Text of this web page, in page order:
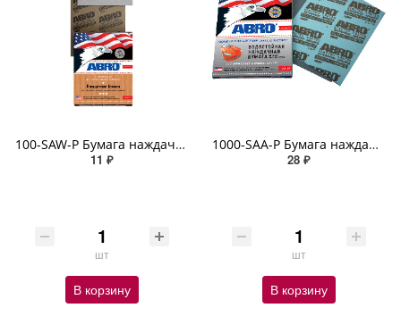
100-SAW-P Бумага наждачная по дереву 100 ABRO
11 ₽
шт
В корзину
1000-SAA-P Бумага наждачная автомобильная водостойкая 1000
28 ₽
шт
В корзину